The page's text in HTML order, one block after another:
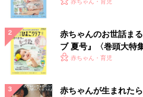
いっぱい！
赤ちゃんのお世話ま
ブ 夏号』〈巻頭大特
く！ おっぱい・ミル
赤ちゃん・育児
赤ちゃんが生まれた